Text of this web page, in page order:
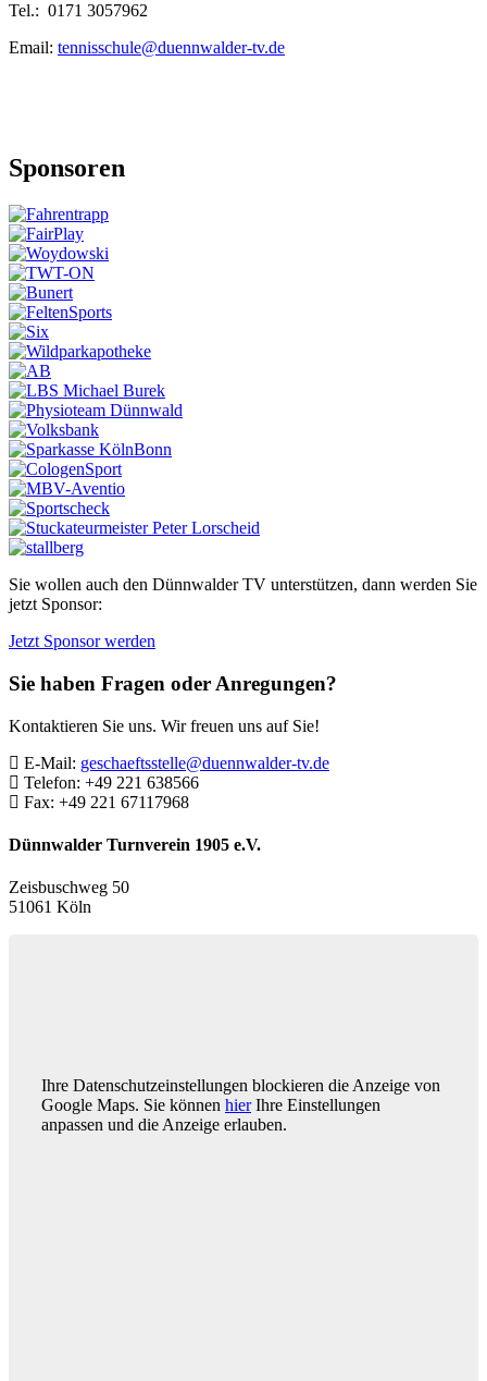
Tel.: 0171 3057962
Email: tennisschule@duennwalder-tv.de
Sponsoren
Sie wollen auch den Dünnwalder TV unterstützen, dann werden Sie
jetzt Sponsor:
Jetzt Sponsor werden
Sie haben Fragen oder Anregungen?
Kontaktieren Sie uns. Wir freuen uns auf Sie!
E-Mail: geschaeftsstelle@duennwalder-tv.de
Telefon: +49 221 638566
Fax: +49 221 67117968
Dünnwalder Turnverein 1905 e.V.
Zeisbuschweg 50
51061 Köln
Ihre Datenschutzeinstellungen blockieren die Anzeige von
Google Maps. Sie können hierIhre Einstellungen
anpassen und die Anzeige erlauben.